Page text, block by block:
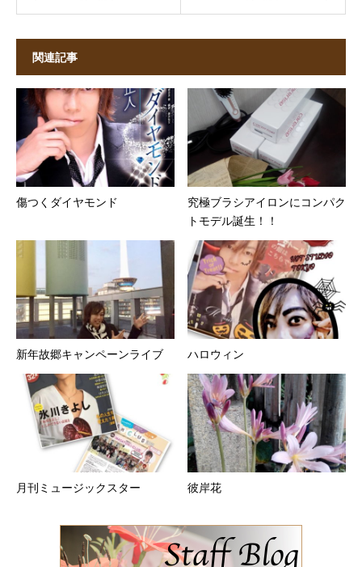
関連記事
傷つくダイヤモンド
究極ブラシアイロンにコンパク
トモデル誕生！！
新年故郷キャンペーンライブ ハロウィン
月刊ミュージックスター 彼岸花